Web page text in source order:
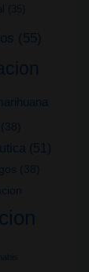
(35)
(55)
(38)
(51)
(38)